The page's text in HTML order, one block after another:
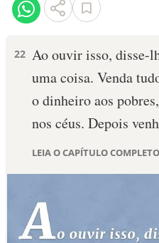
VERSÍCULOS
PALAVRA DO DIA
SALMO DO DIA
DEVOCIONAL DIÁRIO
ESTUDOS BÍBLICOS
22 Ao ouvir isso, disse-
uma coisa. Venda
o dinheiro aos
nos céus. Depois
LEIA O CAPÍTULO